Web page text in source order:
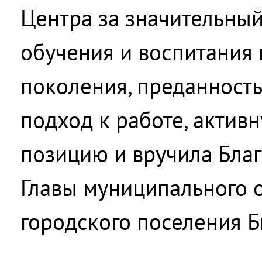
Центра за
обучения и
поколения,
подход к работе,
позицию и вручила
Главы муниципального
городского поселения